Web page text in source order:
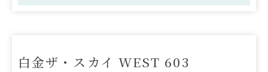
白金ザ・スカイ WEST 603